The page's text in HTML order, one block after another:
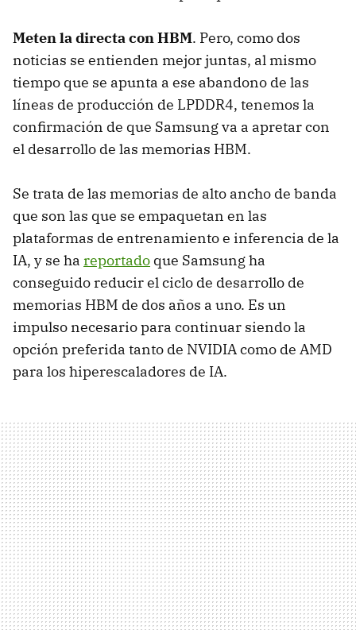
Meten la directa con HBM. Pero, como dos
noticias se entienden mejor juntas, al mismo
tiempo que se apunta a ese abandono de las
líneas de producción de LPDDR4, tenemos la
confirmación de que Samsung va a apretar con
el desarrollo de las memorias HBM.
Se trata de las memorias de alto ancho de banda
que son las que se empaquetan en las
plataformas de entrenamiento e inferencia de la
IA, y se ha reportado que Samsung ha
conseguido reducir el ciclo de desarrollo de
memorias HBM de dos años a uno. Es un
impulso necesario para continuar siendo la
opción preferida tanto de NVIDIA como de AMD
para los hiperescaladores de IA.